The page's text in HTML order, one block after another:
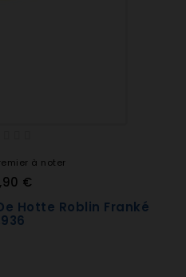
à noter
€
Hotte Roblin Franké